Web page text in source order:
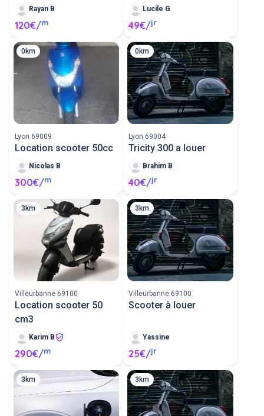
Rayan B
120€/m
Lucile G
49€/jr
0km
Lyon 69009
Location scooter 50cc
Nicolas B
300€/m
0km
Lyon 69004
Tricity 300 a louer
Brahim B
40€/jr
3km
Villeurbanne 69100
Location scooter 50
cm3
Karim B
290€/m
3km
Villeurbanne 69100
Scooter à louer
Yassine
25€/jr
3km 3km